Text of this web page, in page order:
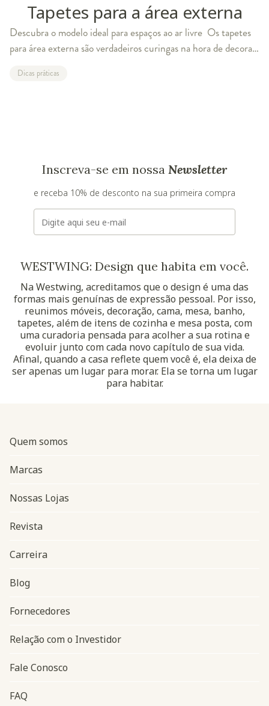
Tapetes para a área externa
Descubra o modelo ideal para espaços ao ar livre Os tapetes
para área externa são verdadeiros curingas na hora de decorar
outros espaços
Dicas práticas
Inscreva-se em nossa Newsletter
e receba 10% de desconto na sua primeira compra
E-mail
WESTWING: Design que habita em você.
Na Westwing, acreditamos que o design é uma das
formas mais genuínas de expressão pessoal. Por isso,
reunimos móveis, decoração, cama, mesa, banho,
tapetes, além de itens de cozinha e mesa posta, com
uma curadoria pensada para acolher a sua rotina e
evoluir junto com cada novo capítulo de sua vida.
Afinal, quando a casa reflete quem você é, ela deixa de
ser apenas um lugar para morar. Ela se torna um lugar
para habitar.
Navegação do rodapé
Quem somos
Marcas
Nossas Lojas
Revista
Carreira
Blog
Fornecedores
Relação com o Investidor
Fale Conosco
FAQ